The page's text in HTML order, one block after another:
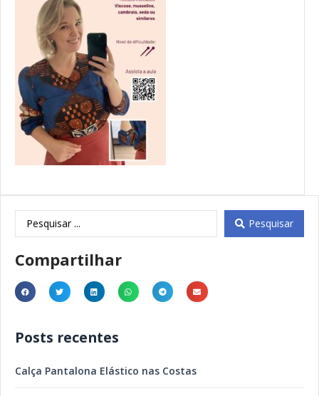
Pesquisar
Compartilhar
Posts recentes
Calça Pantalona Elástico nas Costas